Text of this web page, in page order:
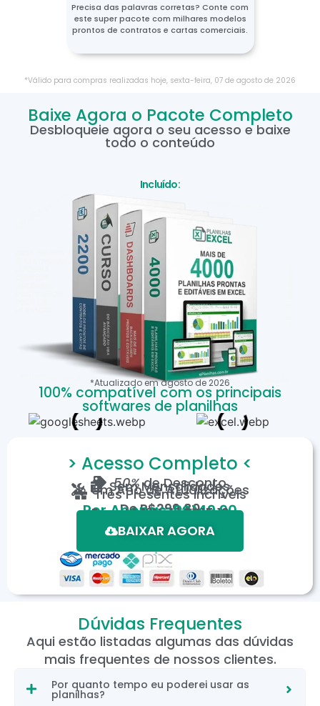
Precisa das palavras corretas? Conte com
este super pacote com milhares modelos
prontos de contratos e cartas comerciais.
*Válido para compras realizadas hoje, sexta-feira, 07 de agosto de 2026
Baixe Agora o Pacote Completo
Desbloqueie agora o seu acesso e baixe
todo o conteúdo
Incluído:
*Atualizado emagostode 2026
100% compatível com os principais
softwares de planilhas
> Acesso Completo <
50%de Desconto
Sem Mensalidades
Um Ano de Atualizações
Três Presentes Incríveis
DeR$299,80
Por Apenas: R$149,90
Em até 12X de R$15,19
*Oferta válida por tempo limitado.
BAIXAR AGORA
Dúvidas Frequentes
Aqui estão listadas algumas das dúvidas
mais frequentes de nossos clientes.
Por quanto tempo eu poderei usar as
planilhas?